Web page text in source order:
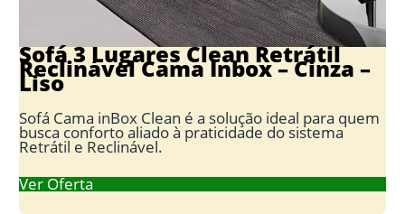
Sofá 3 Lugares Clean Retrátil
Reclinável Cama Inbox – Cinza –
Liso
Sofá Cama inBox Clean é a solução ideal para quem
busca conforto aliado à praticidade do sistema
Retrátil e Reclinável.
Ver Oferta